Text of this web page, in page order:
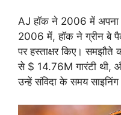
AJ हॉक ने 2006 में अपना
2006 में, हॉक ने ग्रीन बे
पर हस्ताक्षर किए।
से $ 14.76M गारंटी थी,
उन्हें संविदा के समय साइनिंग